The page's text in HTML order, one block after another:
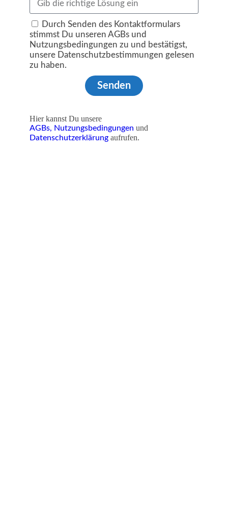
Durch Senden des Kontaktformulars
stimmst Du unseren AGBs und
Nutzungsbedingungen zu und bestätigst,
unsere Datenschutzbestimmungen gelesen
zu haben.
Senden
Hier kannst Du unsere
AGBs, Nutzungsbedingungen und
Datenschutzerklärung aufrufen.